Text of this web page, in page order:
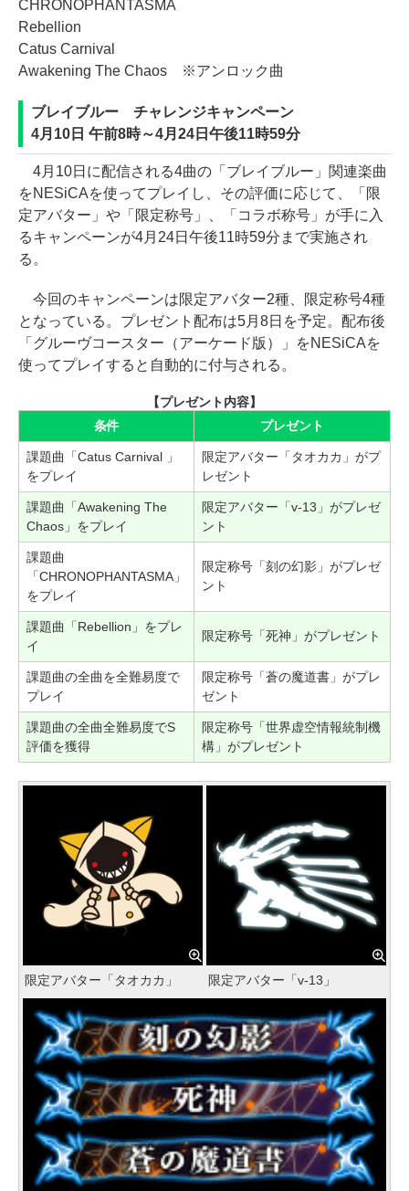
CHRONOPHANTASMA
Rebellion
Catus Carnival
Awakening The Chaos ※アンロック曲
ブレイブルー チャレンジキャンペーン
4月10日 午前8時～4月24日午後11時59分
4月10日に配信される4曲の「ブレイブルー」関連楽曲
をNESiCAを使ってプレイし、その評価に応じて、「限
定アバター」や「限定称号」、「コラボ称号」が手に入
るキャンペーンが4月24日午後11時59分まで実施され
る。
今回のキャンペーンは限定アバター2種、限定称号4種
となっている。プレゼント配布は5月8日を予定。配布後
「グルーヴコースター（アーケード版）」をNESiCAを
使ってプレイすると自動的に付与される。
【プレゼント内容】
条件
プレゼント
課題曲「Catus Carnival 」
をプレイ
限定アバター「タオカカ」がプ
レゼント
課題曲「Awakening The
Chaos」をプレイ
限定アバター「v-13」がプレゼ
ント
課題曲
「CHRONOPHANTASMA」
をプレイ
限定称号「刻の幻影」がプレゼ
ント
課題曲「Rebellion」をプレ
イ
限定称号「死神」がプレゼント
課題曲の全曲を全難易度で
プレイ
限定称号「蒼の魔道書」がプレ
ゼント
課題曲の全曲全難易度でS
評価を獲得
限定称号「世界虚空情報統制機
構」がプレゼント
限定アバター「タオカカ」 限定アバター「v-13」